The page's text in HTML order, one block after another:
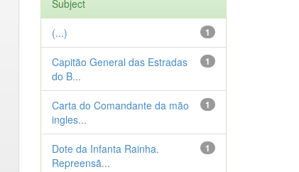
Subject
1
(...)
1
Capitão General das Estradas
do B...
1
Carta do Comandante da mão
ingles...
1
Dote da Infanta Rainha.
Repreensã...